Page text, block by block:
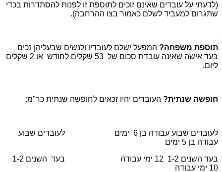
(לדעתי על עובדים שאינם זוכים לתוספת זו לפנות להסתדרות בכדי
שתגרום למעביד לשלם כאמור בצו ההרחבה).
תוספת משפחה? המפעל ישלם לעובדיו ולנשים שבעליהן נכים
בעד אישה שאינה עובדת סכום של 53 שקלים לחודש או 2 שקלים
ליום.
חופשה שנתית? העובדים יהיו זכאים לחופשה שנתית כר"מ:
לעובדים שבוע עבודה בן 6 ימים לעובדים שבוע
עבודה בן 5 ימים
10 ימי עבודה